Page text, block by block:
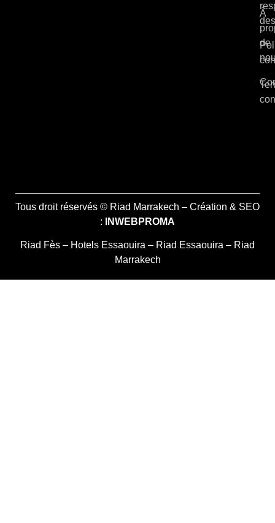
À
de
Tous droit réservés © Riad Marrakech – Création & SEO
:
INWEBPROMA
Riad Fès – Hotels Essaouira – Riad Essaouira – Riad
Marrakech